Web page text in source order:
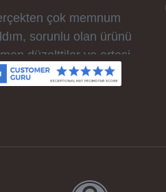
çok memnum
sorunlu olan ürünü
düzelttiler ve ertesi
elime geçti. Baskı
kalitesi ve basım